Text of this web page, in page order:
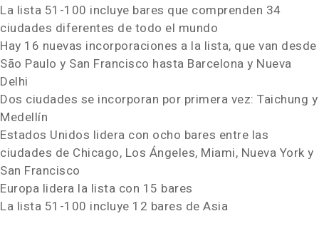
La lista 51-100 incluye bares que comprenden 34
ciudades diferentes de todo el mundo
Hay 16 nuevas incorporaciones a la lista, que van desde
São Paulo y San Francisco hasta Barcelona y Nueva
Delhi
Dos ciudades se incorporan por primera vez: Taichung y
Medellín
Estados Unidos lidera con ocho bares entre las
ciudades de Chicago, Los Ángeles, Miami, Nueva York y
San Francisco
Europa lidera la lista con 15 bares
La lista 51-100 incluye 12 bares de Asia